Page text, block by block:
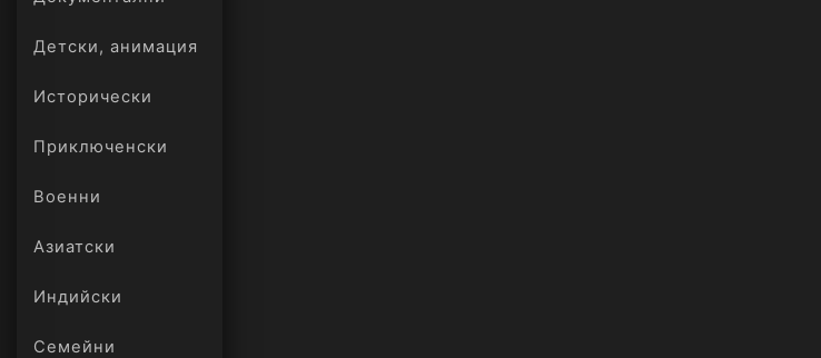
Детски, анимация
Исторически
Приключенски
Военни
Азиатски
Индийски
Семейни